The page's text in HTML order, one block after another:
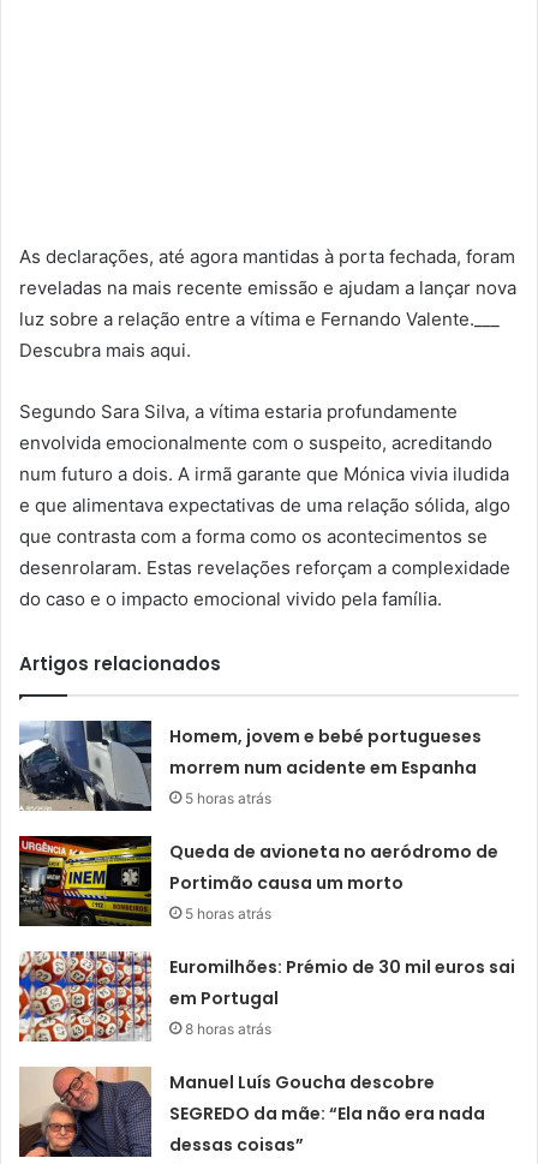
As declarações, até agora mantidas à porta fechada, foram
reveladas na mais recente emissão e ajudam a lançar nova
luz sobre a relação entre a vítima e Fernando Valente.___
Descubra mais aqui.
Segundo Sara Silva, a vítima estaria profundamente
envolvida emocionalmente com o suspeito, acreditando
num futuro a dois. A irmã garante que Mónica vivia iludida
e que alimentava expectativas de uma relação sólida, algo
que contrasta com a forma como os acontecimentos se
desenrolaram. Estas revelações reforçam a complexidade
do caso e o impacto emocional vivido pela família.
Artigos relacionados
Homem, jovem e bebé portugueses
morrem num acidente em Espanha
5 horas atrás
Queda de avioneta no aeródromo de
Portimão causa um morto
5 horas atrás
Euromilhões: Prémio de 30 mil euros sai
em Portugal
8 horas atrás
Manuel Luís Goucha descobre
SEGREDO da mãe: “Ela não era nada
dessas coisas”